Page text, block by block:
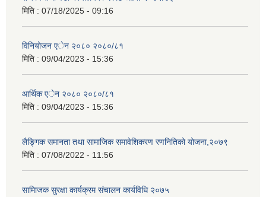
मिति : 07/18/2025 - 09:16
विनियोजन एेन २०८० २०८०/८१
मिति : 09/04/2023 - 15:36
आर्थिक एेन २०८० २०८०/८१
मिति : 09/04/2023 - 15:36
लैङ्गिक समानता तथा सामाजिक समावेशिकरण रणनितिको योजना,२०७९
मिति : 07/08/2022 - 11:56
सामािजक सुरक्षा कार्यक्रम संचालन कार्यविधि २०७५